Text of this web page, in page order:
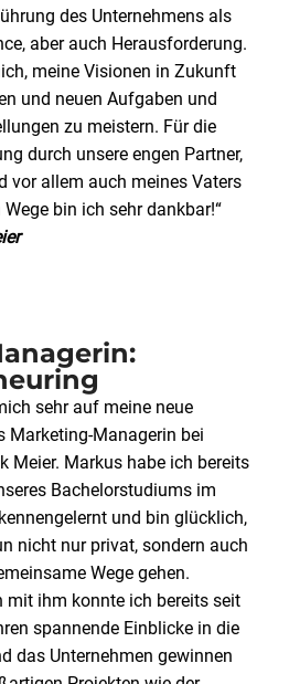
des Unternehmens als
aber auch Herausforderung.
meine Visionen in Zukunft
und neuen Aufgaben und
zu meistern. Für die
durch unsere engen Partner,
vor allem auch meines Vaters
bin ich sehr dankbar!“
sehr auf meine neue
Marketing-Managerin bei
Meier. Markus habe ich bereits
Bachelorstudiums im
und bin glücklich,
nicht nur privat, sondern auch
Wege gehen.
mit ihm konnte ich bereits seit
spannende Einblicke in die
das Unternehmen gewinnen